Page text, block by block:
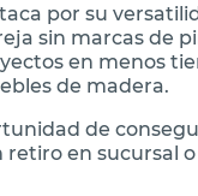
por su
sin marcas de
en menos
de madera.
de
en sucursal